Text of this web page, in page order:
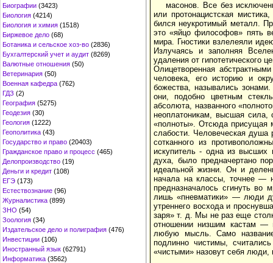
Биографии (3423)
Биология (4214)
Биология и химия (1518)
Биржевое дело (68)
Ботаника и сельское хоз-во (2836)
Бухгалтерский учет и аудит (8269)
Валютные отношения (50)
Ветеринария (50)
Военная кафедра (762)
ГДЗ (2)
География (5275)
Геодезия (30)
Геология (1222)
Геополитика (43)
Государство и право (20403)
Гражданское право и процесс (465)
Делопроизводство (19)
Деньги и кредит (108)
ЕГЭ (173)
Естествознание (96)
Журналистика (899)
ЗНО (54)
Зоология (34)
Издательское дело и полиграфия (476)
Инвестиции (106)
Иностранный язык (62791)
Информатика (3562)
масонов. Все без
или протонацистская
бился неукротимый металл.
это «яйцо философов» пять
мира. Гностики взлелеяли
Излучаясь и заполняя
удаления от гипотетического
Олицетворенная
человека, его историю и
божества, назывались
они, подобно цветным
абсолюта, названного
неоплатоникам, высшая сила,
«полноты». Отсюда присущая
слабости. Человеческая душа
сотканного из
искупитель - одна из высших
духа, было предначертано
идеальной жизни. Он и
начала на классы, точнее —
предназначалось сгинуть во
лишь «пневматики» — люди
утреннего восхода и
заря» т. д. Мы не раз еще
отношении низшим кастам —
любую мысль. Само название
подлинно чистимы,
«чистыми» назовут себя люди,